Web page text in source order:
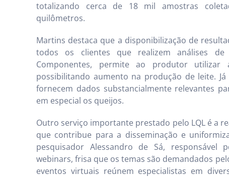
totalizando cerca de 18 mil amostras
quilômetros.
Martins destaca que a disponibilização de
todos os clientes que realizem análises de
Componentes, permite ao produtor
possibilitando aumento na produção de leite.
fornecem dados substancialmente relevantes
em especial os queijos.
Outro serviço importante prestado pelo LQL é a
que contribue para a disseminação e
pesquisador Alessandro de Sá, responsável
webinars, frisa que os temas são demandados
eventos virtuais reúnem especialistas em